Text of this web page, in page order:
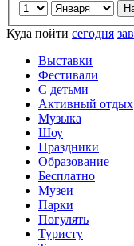
Куда пойти сегодня
Выставки
Фестивали
С детьми
Активный отдых
Музыка
Шоу
Праздники
Образование
Бесплатно
Музеи
Парки
Погулять
Туристу